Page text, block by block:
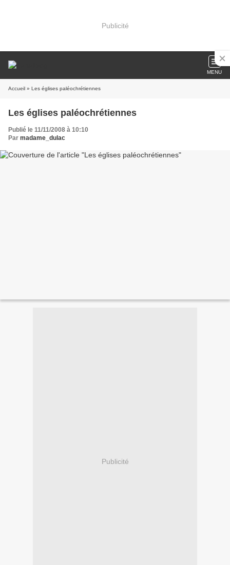
Publicité
MENU
Accueil » Les églises paléochrétiennes
Les églises paléochrétiennes
Publié le 11/11/2008 à 10:10
Par madame_dulac
Publicité